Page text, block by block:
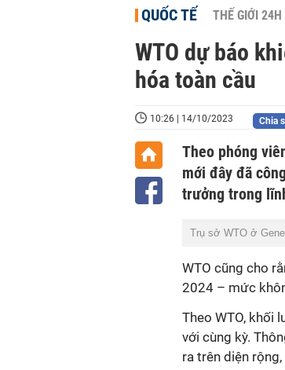
QUỐC TẾ THẾ GIỚI 24H
WTO dự báo
hóa toàn cầu
10:26 | 14/10/2023 Chia
Theo phóng
mới đây đã
trưởng trong
Trụ sở WTO ở
WTO cũng cho
2024 – mức
Theo WTO, khối
với cùng kỳ.
ra trên diện